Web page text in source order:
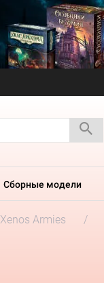
Сборные модели
Xenos Armies